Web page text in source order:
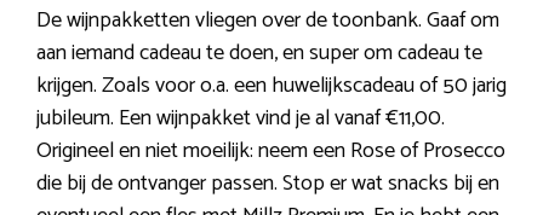
De wijnpakketten vliegen over de toonbank. Gaaf om
aan iemand cadeau te doen, en super om cadeau te
krijgen. Zoals voor o.a. een huwelijkscadeau of 50 jarig
jubileum. Een wijnpakket vind je al vanaf €11,00.
Origineel en niet moeilijk: neem een Rose of Prosecco
die bij de ontvanger passen. Stop er wat snacks bij en